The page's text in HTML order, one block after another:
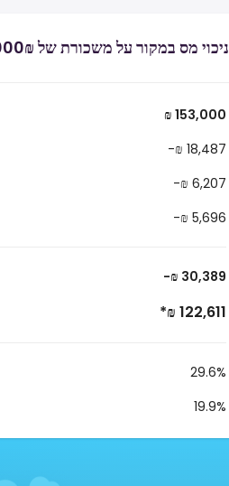
ניכוי מס במקור על משכורת של ₪‏153,000 ‏ ב ישראל
₪ 153,000
-₪ 18,487
-₪ 6,207
-₪ 5,696
-₪ 30,389
*₪ 122,611
29.6%
19.9%